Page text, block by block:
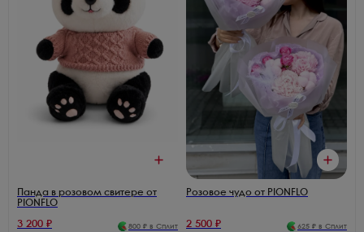
Панда в розовом свитере от
PIONFLO
3 200 ₽ 800 ₽ в Сплит
Розовое чудо от PIONFLO
2 500 ₽ 625 ₽ в Сплит